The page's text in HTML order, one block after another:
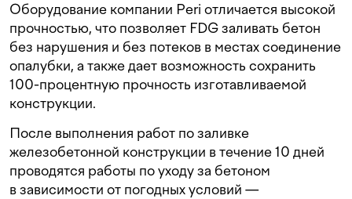
Оборудование компании Peri отличается высокой
прочностью, что позволяет FDG заливать бетон
без нарушения и без потеков в местах соединение
опалубки, а также дает возможность сохранить
100-процентную прочность изготавливаемой
конструкции.
После выполнения работ по заливке
железобетонной конструкции в течение 10 дней
проводятся работы по уходу за бетоном
в зависимости от погодных условий —